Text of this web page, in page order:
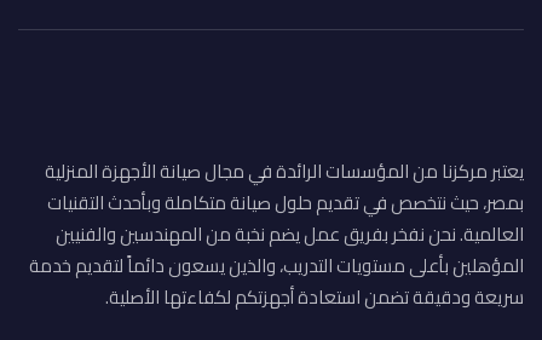
يعتبر مركزنا من المؤسسات الرائدة في مجال صيانة الأجهزة المنزلية
بمصر، حيث نتخصص في تقديم حلول صيانة متكاملة وبأحدث التقنيات
العالمية. نحن نفخر بفريق عمل يضم نخبة من المهندسين والفنيين
المؤهلين بأعلى مستويات التدريب، والذين يسعون دائماً لتقديم خدمة
سريعة ودقيقة تضمن استعادة أجهزتكم لكفاءتها الأصلية.